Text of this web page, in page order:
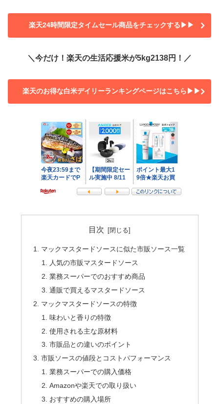
楽天24時間限定タイムセール商品をチェックする▶▶
＼今だけ！楽天の生活応援米が5kg2138円！／
楽天のお得な白米デイリーランキングページはこちら▶▶
目次
マックマスタードソースに似た市販ソース一覧
人気の市販マスタードソース
業務スーパーでのおすすめ商品
通販で買えるマスタードソース
マックマスタードソースの特徴
味わいと香りの特徴
使用される主な原材料
市販品との違いのポイント
市販ソースの値段とコストパフォーマンス
業務スーパーでの購入価格
Amazonや楽天での取り扱い
おすすめの購入場所